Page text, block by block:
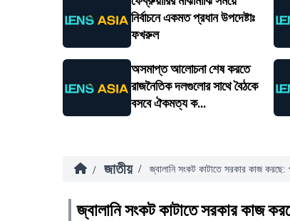
নির্বাচনে একমত প্রধান উপদেষ্টাঃ
ফখরুল
অসমাপ্ত আলোচনা শেষ করতে
রাজনৈতিক দলগুলোর সাথে বৈঠকে
বসবে ঐকমত্য ক...
/ জাতীয় / জ্বালানি সংকট কাটাতে সরকার কাজ করছে:
জ্বালানি সংকট কাটাতে সরকার কাজ